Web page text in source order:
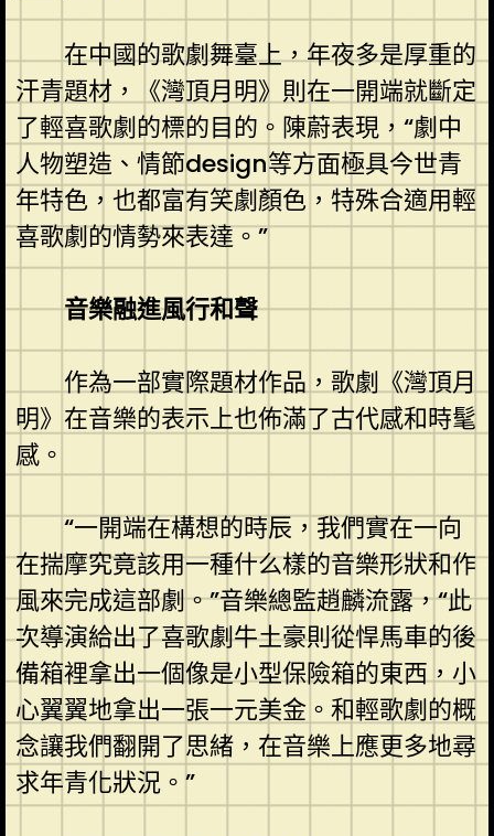
在中國的歌劇舞臺上，年夜多是厚重的
汗青題材，《灣頂月明》則在一開端就斷定
了輕喜歌劇的標的目的。陳蔚表現，“劇中
人物塑造、情節design等方面極具今世青
年特色，也都富有笑劇顏色，特殊合適用輕
喜歌劇的情勢來表達。”
音樂融進風行和聲
作為一部實際題材作品，歌劇《灣頂月
明》在音樂的表示上也佈滿了古代感和時髦
感。
“一開端在構想的時辰，我們實在一向
在揣摩究竟該用一種什么樣的音樂形狀和作
風來完成這部劇。”音樂總監趙麟流露，“此
次導演給出了喜歌劇牛土豪則從悍馬車的後
備箱裡拿出一個像是小型保險箱的東西，小
心翼翼地拿出一張一元美金。和輕歌劇的概
念讓我們翻開了思緒，在音樂上應更多地尋
求年青化狀況。”